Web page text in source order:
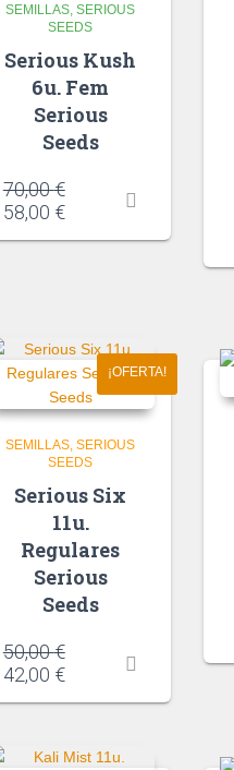
SEMILLAS SERIOUS
SEEDS
Serious Kush
6u. Fem
Serious
Seeds
70,00€
58,00 €
¡OFERTA!
SEMILLAS SERIOUS
SEEDS
Serious Six
11u.
Regulares
Serious
Seeds
50,00€
42,00 €